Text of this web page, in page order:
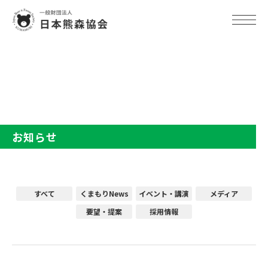
お知らせ
すべて くまもりNews イベント・講演
メディア
要望・提案
採用情報